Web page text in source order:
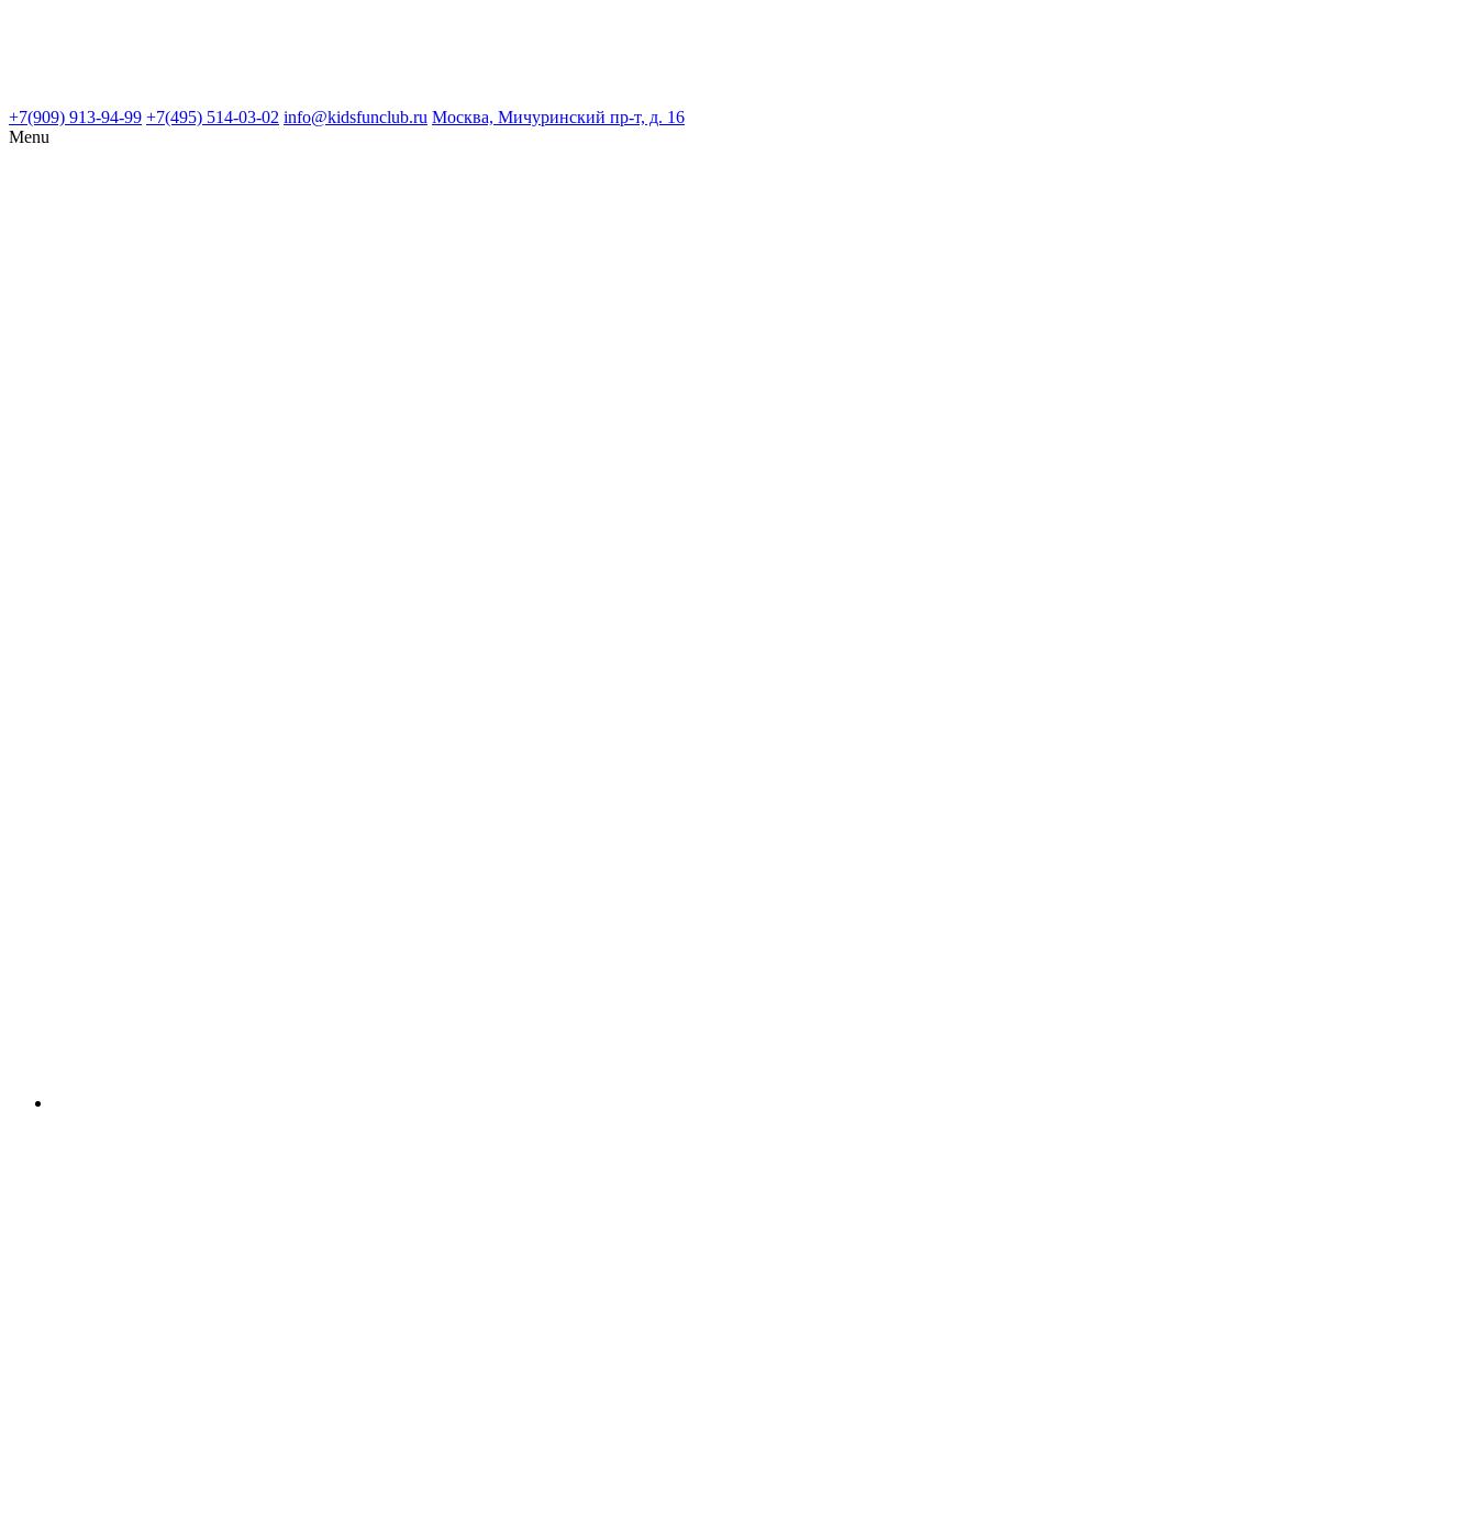
+7(909) 913-94-99 +7(495) 514-03-02 info@kidsfunclub.ru Москва, Мичуринский пр-т, д. 16
Menu